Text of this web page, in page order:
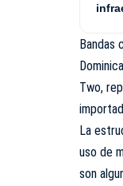
Bandas
Two,
La
uso de
son